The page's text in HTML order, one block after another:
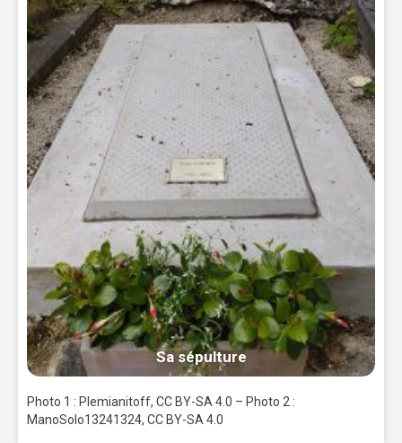
Sa sépulture
Photo 1 : Plemianitoff, CC BY-SA 4.0 – Photo 2 :
ManoSolo13241324, CC BY-SA 4.0